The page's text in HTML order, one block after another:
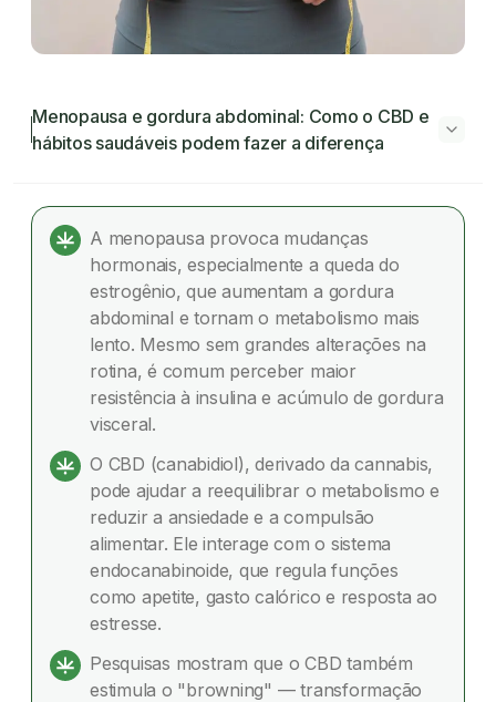
Menopausa e gordura abdominal: Como o CBD e
hábitos saudáveis podem fazer a diferença
CBD e hábitos saudáveis podem fazer a
diferença
Por que a gordura abdominal aumenta na
menopausa?
Os principais fatores por trás do ganho de peso
Como o CBD age no organismo?
Como o CBD ajuda o corpo a queimar mais
energia
Como o CBD pode ajudar a controlar a fome
emocional na menopausa?
Estratégias naturais que realmente funcionam
Dúvidas frequentes
A menopausa provoca mudanças
hormonais, especialmente a queda do
estrogênio, que aumentam a gordura
abdominal e tornam o metabolismo mais
lento. Mesmo sem grandes alterações na
rotina, é comum perceber maior
resistência à insulina e acúmulo de gordura
visceral.
O CBD (canabidiol), derivado da cannabis,
pode ajudar a reequilibrar o metabolismo e
reduzir a ansiedade e a compulsão
alimentar. Ele interage com o sistema
endocanabinoide, que regula funções
como apetite, gasto calórico e resposta ao
estresse.
Pesquisas mostram que o CBD também
estimula o "browning" — transformação